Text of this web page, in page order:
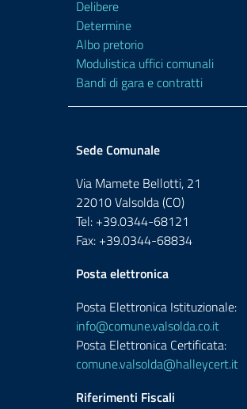
Delibere
Determine
Albo pretorio
Modulistica uffici comunali
Bandi di gara e contratti
Sede Comunale
Via Mamete Bellotti, 21
22010 Valsolda (CO)
Tel: +39.0344-68121
Fax: +39.0344-68834
Posta elettronica
Posta Elettronica Istituzionale:
info@comune.valsolda.co.it
Posta Elettronica Certificata:
comune.valsolda@halleycert.it
Riferimenti Fiscali